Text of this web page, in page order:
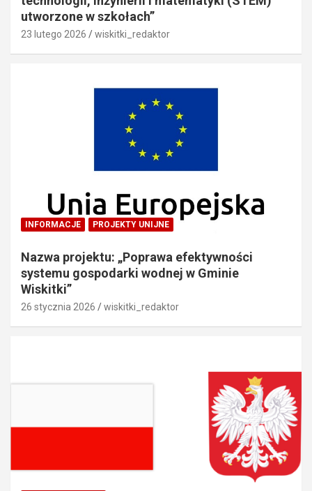
utworzone w szkołach”
23 lutego 2026 wiskitki_redaktor
INFORMACJE PROJEKTY UNIJNE
Nazwa projektu: „Poprawa efektywności
systemu gospodarki wodnej w Gminie
Wiskitki”
26 stycznia 2026 wiskitki_redaktor